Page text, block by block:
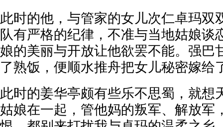
此时的他，与管家的女儿次仁卓玛双
队有严格的纪律，不准与当地姑娘谈
娘的美丽与开放让他欲罢不能。强巴
了熟饭，便顺水推舟把女儿秘密嫁给
此时的姜华亭颇有些乐不思蜀，就想
姑娘在一起，管他妈的叛军、解放军